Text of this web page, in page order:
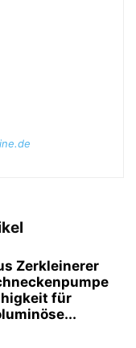
Zerkleinerer
für